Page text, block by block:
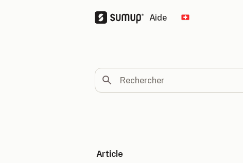
Aide Change country
Rechercher
Article